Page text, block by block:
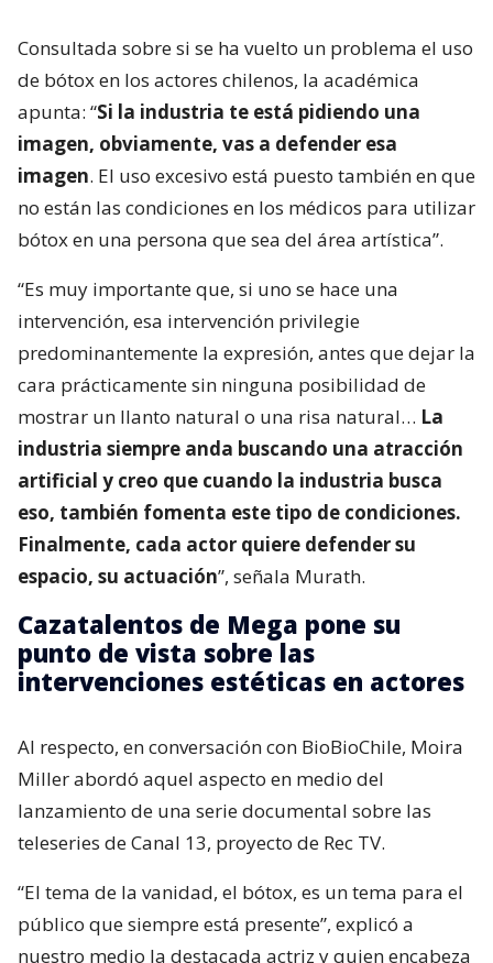
Consultada sobre si se ha vuelto un problema el uso
de bótox en los actores chilenos, la académica
apunta: “Si la industria te está pidiendo una
imagen, obviamente, vas a defender esa
imagen. El uso excesivo está puesto también en que
no están las condiciones en los médicos para utilizar
bótox en una persona que sea del área artística”.
“Es muy importante que, si uno se hace una
intervención, esa intervención privilegie
predominantemente la expresión, antes que dejar la
cara prácticamente sin ninguna posibilidad de
mostrar un llanto natural o una risa natural… La
industria siempre anda buscando una atracción
artificial y creo que cuando la industria busca
eso, también fomenta este tipo de condiciones.
Finalmente, cada actor quiere defender su
espacio, su actuación”, señala Murath.
Cazatalentos de Mega pone su
punto de vista sobre las
intervenciones estéticas en actores
Al respecto, en conversación con BioBioChile, Moira
Miller abordó aquel aspecto en medio del
lanzamiento de una serie documental sobre las
teleseries de Canal 13, proyecto de Rec TV.
“El tema de la vanidad, el bótox, es un tema para el
público que siempre está presente”, explicó a
nuestro medio la destacada actriz y quien encabeza